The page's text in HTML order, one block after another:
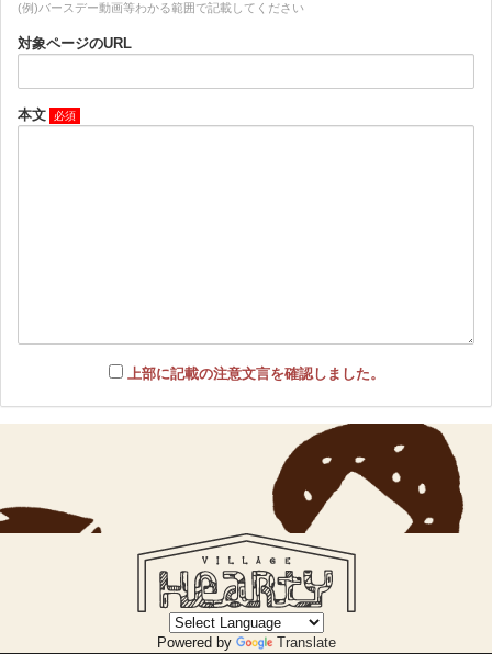
(例)バースデー動画等わかる範囲で記載してください
対象ページのURL
本文
上部に記載の注意文言を確認しました。
Powered by Translate